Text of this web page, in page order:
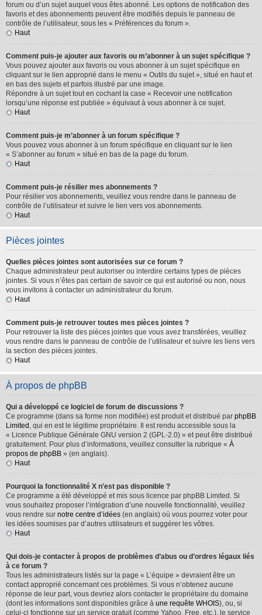
forum ou d’un sujet auquel vous êtes abonné. Les options de notification des
favoris et des abonnements peuvent être modifiés depuis le panneau de
contrôle de l’utilisateur, sous les « Préférences du forum ».
Haut
Comment puis-je ajouter aux favoris ou m’abonner à un sujet spécifique ?
Vous pouvez ajouter aux favoris ou vous abonner à un sujet spécifique en
cliquant sur le lien approprié dans le menu « Outils du sujet », situé en haut et
en bas des sujets et parfois illustré par une image.
Répondre à un sujet tout en cochant la case « Recevoir une notification
lorsqu’une réponse est publiée » équivaut à vous abonner à ce sujet.
Haut
Comment puis-je m’abonner à un forum spécifique ?
Vous pouvez vous abonner à un forum spécifique en cliquant sur le lien
« S’abonner au forum » situé en bas de la page du forum.
Haut
Comment puis-je résilier mes abonnements ?
Pour résilier vos abonnements, veuillez vous rendre dans le panneau de
contrôle de l’utilisateur et suivre le lien vers vos abonnements.
Haut
Pièces jointes
Quelles pièces jointes sont autorisées sur ce forum ?
Chaque administrateur peut autoriser ou interdire certains types de pièces
jointes. Si vous n’êtes pas certain de savoir ce qui est autorisé ou non, nous
vous invitons à contacter un administrateur du forum.
Haut
Comment puis-je retrouver toutes mes pièces jointes ?
Pour retrouver la liste des pièces jointes que vous avez transférées, veuillez
vous rendre dans le panneau de contrôle de l’utilisateur et suivre les liens vers
la section des pièces jointes.
Haut
À propos de phpBB
Qui a développé ce logiciel de forum de discussions ?
Ce programme (dans sa forme non modifiée) est produit et distribué par phpBB
Limited , qui en est le légitime propriétaire. Il est rendu accessible sous la
« Licence Publique Générale GNU version 2 (GPL-2.0) » et peut être distribué
gratuitement. Pour plus d’informations, veuillez consulter la rubrique « À
propos de phpBB » (en anglais).
Haut
Pourquoi la fonctionnalité X n’est pas disponible ?
Ce programme a été développé et mis sous licence par phpBB Limited. Si
vous souhaitez proposer l’intégration d’une nouvelle fonctionnalité, veuillez
vous rendre sur notre centre d’idées (en anglais) où vous pourrez voter pour
les idées soumises par d’autres utilisateurs et suggérer les vôtres.
Haut
Qui dois-je contacter à propos de problèmes d’abus ou d’ordres légaux liés
à ce forum ?
Tous les administrateurs listés sur la page « L’équipe » devraient être un
contact approprié concernant ces problèmes. Si vous n’obtenez aucune
réponse de leur part, vous devriez alors contacter le propriétaire du domaine
(dont les informations sont disponibles grâce à une requête WHOIS), ou, si
celui-ci fonctionne sur un service gratuit (comme Yahoo, Free, etc.), le service